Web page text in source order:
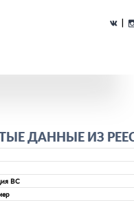
ДАННЫЕ ИЗ
ВС